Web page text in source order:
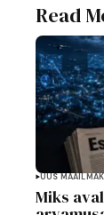
Read
UUS
Miks